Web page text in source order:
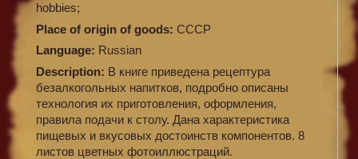
hobbies;
Place of origin of goods: СССР
Language: Russian
Description: В книге приведена рецептура
безалкогольных напитков, подробно описаны
технология их приготовления, оформления,
правила подачи к столу. Дана характеристика
пищевых и вкусовых достоинств компонентов. 8
листов цветных фотоиллюстраций.